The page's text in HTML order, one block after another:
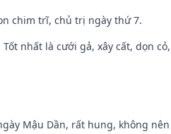
chim trĩ, chủ trị ngày thứ 7.
nhất là cưới gả, xây cất, dọn
Mậu Dần, rất hung, không